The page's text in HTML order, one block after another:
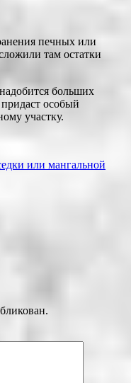
печных или
там остатки
больших
особый
участку.
или мангальной